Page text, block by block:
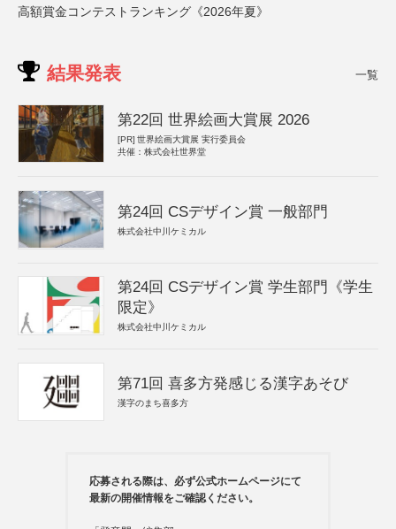
高額賞金コンテストランキング《2026年夏》
結果発表 一覧
第22回 世界絵画大賞展 2026
[PR] 世界絵画大賞展 実行委員会
共催：株式会社世界堂
第24回 CSデザイン賞 一般部門
株式会社中川ケミカル
第24回 CSデザイン賞 学生部門《学生
限定》
株式会社中川ケミカル
第71回 喜多方発感じる漢字あそび
漢字のまち喜多方
応募される際は、必ず公式ホームページにて
最新の開催情報をご確認ください。